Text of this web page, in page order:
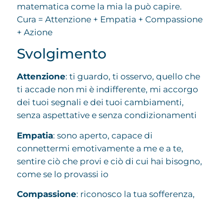
matematica come la mia la può capire.
Cura = Attenzione + Empatia + Compassione
+ Azione
Svolgimento
Attenzione: ti guardo, ti osservo, quello che
ti accade non mi è indifferente, mi accorgo
dei tuoi segnali e dei tuoi cambiamenti,
senza aspettative e senza condizionamenti
Empatia: sono aperto, capace di
connettermi emotivamente a me e a te,
sentire ciò che provi e ciò di cui hai bisogno,
come se lo provassi io
Compassione: riconosco la tua sofferenza,